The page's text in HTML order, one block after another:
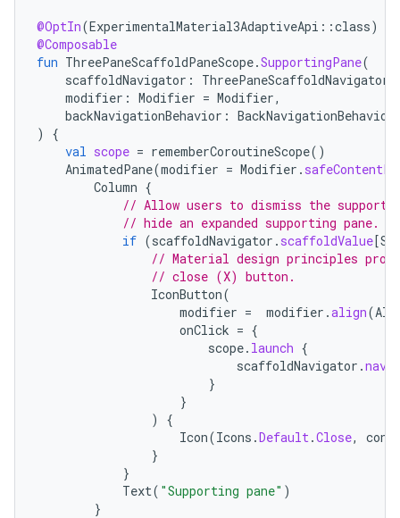
@OptIn(ExperimentalMaterial3AdaptiveApi ::class)
@Composable
fun ThreePaneScaffoldPaneScope.SupportingPane(
scaffoldNavigator :
modifier : Modifier = Modifier,
backNavigationBehavior : BackNavigationBehavior
)
{
val scope = rememberCoroutineScope()
AnimatedPane(modifier = Modifier .
Column {
// Allow users to dismiss the
// hide an expanded supporting pane.
if (scaffoldNavigator . scaffoldValue[
// Material design principles
// close (X) button.
IconButton(
modifier = modifier .align(
onClick = {
scope. launch {
scaffoldNavigator .
}
}
)
{
Icon(Icons .Default .Close,
}
}
Text( "Supporting pane" )
}